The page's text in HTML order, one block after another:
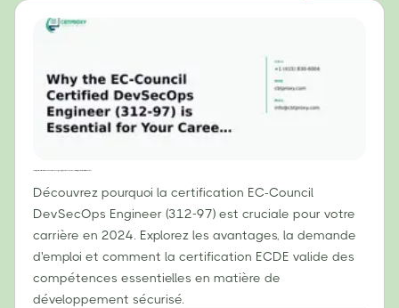
Découvrez pourquoi la certification EC-Council
DevSecOps Engineer (312-97) est cruciale pour votre
carrière en 2024. Explorez les avantages, la demande
d'emploi et comment la certification ECDE valide des
compétences essentielles en matière de
développement sécurisé.